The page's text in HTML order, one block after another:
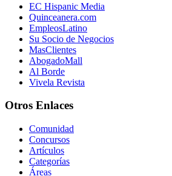
EC Hispanic Media
Quinceanera.com
EmpleosLatino
Su Socio de Negocios
MasClientes
AbogadoMall
Al Borde
Vivela Revista
Otros Enlaces
Comunidad
Concursos
Artículos
Categorías
Áreas